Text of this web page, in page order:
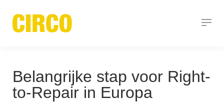
Belangrijke stap voor Right-
to-Repair in Europa